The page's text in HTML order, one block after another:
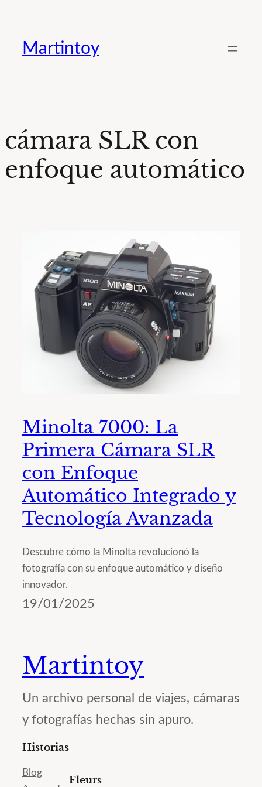
contenido
Martintoy
cámara SLR con
enfoque automático
Minolta 7000: La
Primera Cámara SLR
con Enfoque
Automático Integrado y
Tecnología Avanzada
Descubre cómo la Minolta revolucionó la
fotografía con su enfoque automático y diseño
innovador.
19/01/2025
Martintoy
Un archivo personal de viajes, cámaras
y fotografías hechas sin apuro.
Historias
Blog
Fleurs